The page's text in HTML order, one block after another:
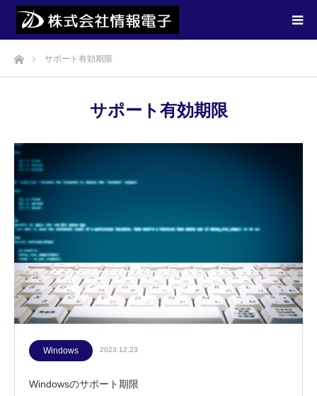
ホームサポート有効期限
サポート有効期限
Windows 2023.12.23
Windowsのサポート期限